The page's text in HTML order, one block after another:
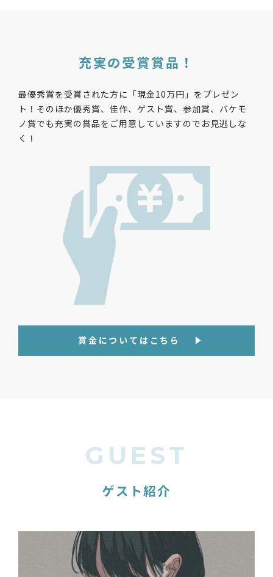
充実の受賞賞品！
最優秀賞を受賞された⽅に「現金10万円」をプレゼン
ト！そのほか優秀賞、佳作、ゲスト賞、参加賞、バケモ
ノ賞でも充実の賞品をご⽤意していますのでお⾒逃しな
く！
賞金についてはこちら
GUEST
ゲスト紹介